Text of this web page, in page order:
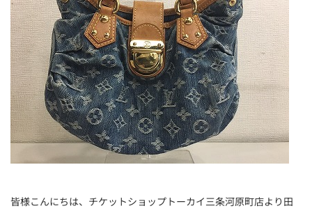
皆様こんにちは、チケットショップトーカイ三条河原町店より田